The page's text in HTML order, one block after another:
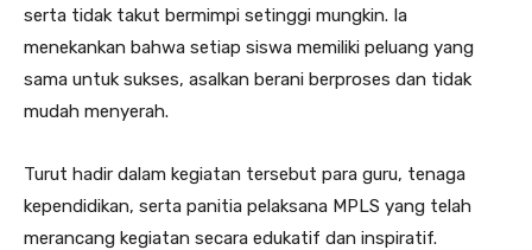
serta tidak takut bermimpi setinggi mungkin. Ia
menekankan bahwa setiap siswa memiliki peluang yang
sama untuk sukses, asalkan berani berproses dan tidak
mudah menyerah.
Turut hadir dalam kegiatan tersebut para guru, tenaga
kependidikan, serta panitia pelaksana MPLS yang telah
merancang kegiatan secara edukatif dan inspiratif.